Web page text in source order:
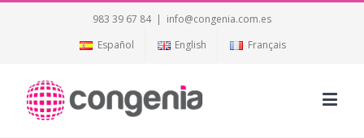
983 39 67 84 | info@congenia.com.es
Español
English Français